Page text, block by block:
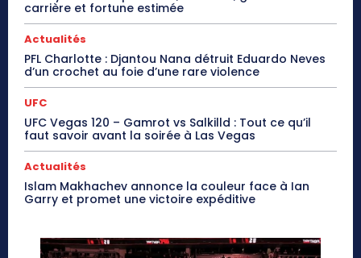
carrière et fortune estimée
Actualités
PFL Charlotte : Djantou Nana détruit Eduardo Neves
d’un crochet au foie d’une rare violence
UFC
UFC Vegas 120 – Gamrot vs Salkilld : Tout ce qu’il
faut savoir avant la soirée à Las Vegas
Actualités
Islam Makhachev annonce la couleur face à Ian
Garry et promet une victoire expéditive